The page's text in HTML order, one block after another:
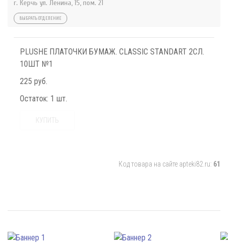
г. Керчь ул. Ленина, 15, пом. 21
ВЫБРАТЬ ОТДЕЛЕНИЕ
PLUSHE ПЛАТОЧКИ БУМАЖ. CLASSIC STANDART 2СЛ.
10ШТ №1
225 руб.
Остаток: 1 шт.
Код товара на сайте apteki82.ru: 61